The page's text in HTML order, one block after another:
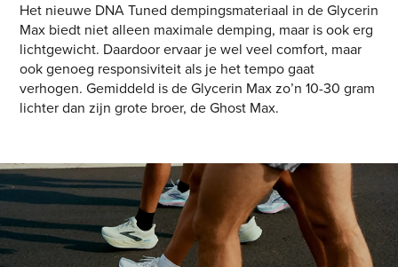
Het nieuwe DNA Tuned dempingsmateriaal in de Glycerin
Max biedt niet alleen maximale demping, maar is ook erg
lichtgewicht. Daardoor ervaar je wel veel comfort, maar
ook genoeg responsiviteit als je het tempo gaat
verhogen. Gemiddeld is de Glycerin Max zo’n 10-30 gram
lichter dan zijn grote broer, de Ghost Max.